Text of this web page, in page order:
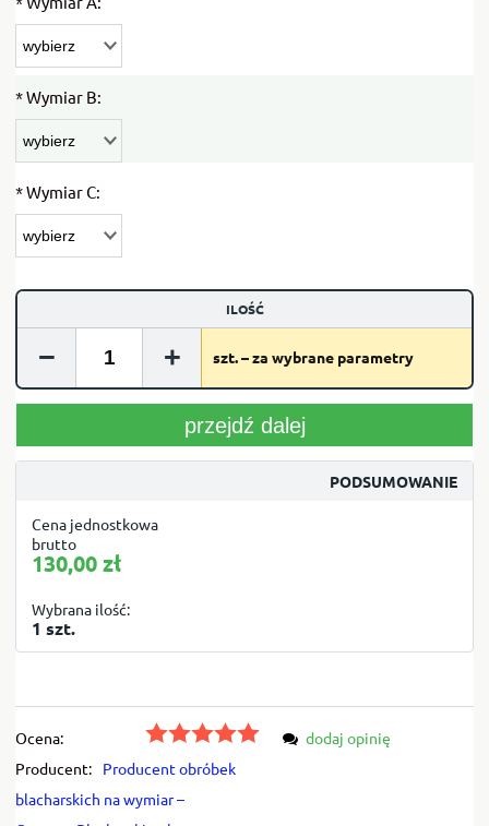
*Wymiar B:
*Wymiar C:
ILOŚĆ
− + szt. – za wybrane parametry
przejdź dalej
PODSUMOWANIE
Cena jednostkowa
brutto
130,00 zł
Wybrana ilość:
1 szt.
Ocena:
Producent:
Producent obróbek
blacharskich na wymiar –
dodaj opinię